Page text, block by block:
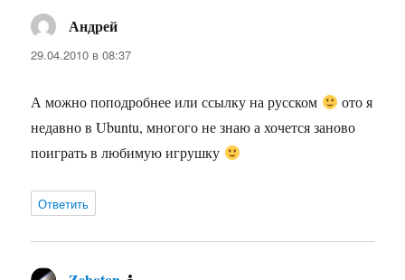
Андрей
29.04.2010 в 08:37
А можно поподробнее или ссылку на русском
ото я
недавно в Ubuntu, многого не знаю а хочется заново
поиграть в любимую игрушку
Ответить